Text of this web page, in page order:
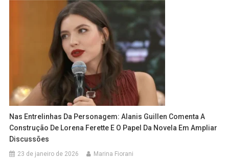
Nas Entrelinhas Da Personagem: Alanis Guillen Comenta A
Construção De Lorena Ferette E O Papel Da Novela Em Ampliar
Discussões
23 de janeiro de 2026 Marina Fiorani